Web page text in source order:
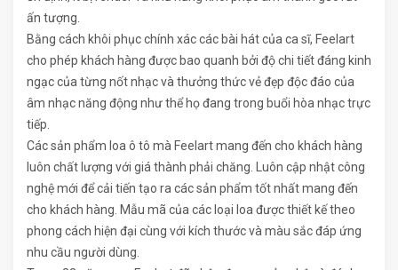
ấn tượng.
Bằng cách khôi phục chính xác các bài hát của ca sĩ, Feelart
cho phép khách hàng được bao quanh bởi độ chi tiết đáng kinh
ngạc của từng nốt nhạc và thưởng thức vẻ đẹp độc đáo của
âm nhạc năng động như thể họ đang trong buổi hòa nhạc trực
tiếp.
Các sản phẩm loa ô tô mà Feelart mang đến cho khách hàng
luôn chất lượng với giá thành phải chăng. Luôn cập nhật công
nghệ mới để cải tiến tạo ra các sản phẩm tốt nhất mang đến
cho khách hàng. Mẫu mã của các loại loa được thiết kế theo
phong cách hiện đại cùng với kích thước và màu sắc đáp ứng
nhu cầu người dùng.